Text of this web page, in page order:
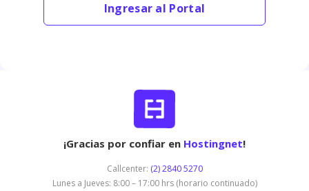
Ingresar al Portal
¡Gracias por confiar en Hostingnet!
Callcenter: (2) 2840 5270
Lunes a Jueves: 8:00 – 17:00 hrs (horario continuado)